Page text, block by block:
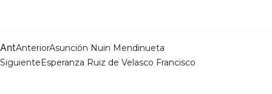
AntAnteriorAsunción Nuin Mendinueta
SiguienteEsperanza Ruiz de Velasco Francisco